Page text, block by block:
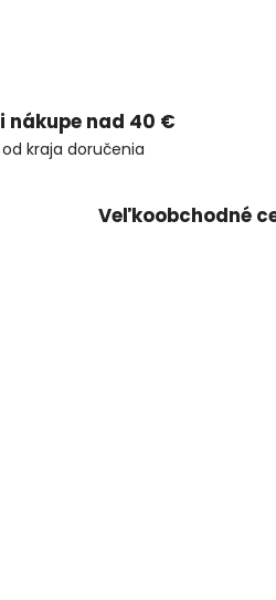
nákupe nad 40 €
kraja doručenia
Veľkoobchodné